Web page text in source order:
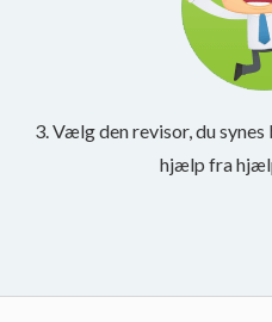
3. Vælg den revisor, du
hjælp fra